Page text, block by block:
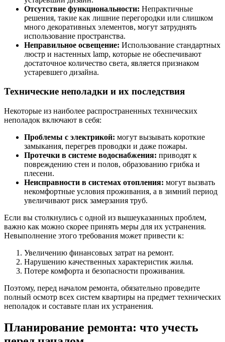
Отсутствие функциональности: Непрактичные
решения, такие как лишние перегородки или слишком
много декоративных элементов, могут затруднять
использование пространства.
Неправильное освещение: Использование стандартных
люстр и настенных lamp, которые не обеспечивают
достаточное количество света, является признаком
устаревшего дизайна.
Технические неполадки и их последствия
Некоторые из наиболее распространенных технических
неполадок включают в себя:
Проблемы с электрикой: могут вызывать короткие
замыкания, перегрев проводки и даже пожары.
Протечки в системе водоснабжения: приводят к
повреждению стен и полов, образованию грибка и
плесени.
Неисправности в системах отопления: могут вызвать
некомфортные условия проживания, а в зимний период
увеличивают риск замерзания труб.
Если вы столкнулись с одной из вышеуказанных проблем,
важно как можно скорее принять меры для их устранения.
Невыполнение этого требования может привести к:
Увеличению финансовых затрат на ремонт.
Нарушению качественных характеристик жилья.
Потере комфорта и безопасности проживания.
Поэтому, перед началом ремонта, обязательно проведите
полный осмотр всех систем квартиры на предмет технических
неполадок и составьте план их устранения.
Планирование ремонта: что учесть